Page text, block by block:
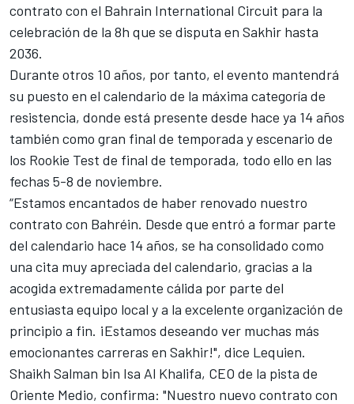
contrato con el Bahrain International Circuit para la
celebración de la 8h que se disputa en Sakhir hasta
2036.
Durante otros 10 años, por tanto, el evento mantendrá
su puesto en el calendario de la máxima categoría de
resistencia, donde está presente desde hace ya 14 años
también como gran final de temporada y escenario de
los Rookie Test de final de temporada, todo ello en las
fechas 5-8 de noviembre.
“Estamos encantados de haber renovado nuestro
contrato con Bahréin. Desde que entró a formar parte
del calendario hace 14 años, se ha consolidado como
una cita muy apreciada del calendario, gracias a la
acogida extremadamente cálida por parte del
entusiasta equipo local y a la excelente organización de
principio a fin. ¡Estamos deseando ver muchas más
emocionantes carreras en Sakhir!", dice Lequien.
Shaikh Salman bin Isa Al Khalifa, CEO de la pista de
Oriente Medio, confirma: "Nuestro nuevo contrato con